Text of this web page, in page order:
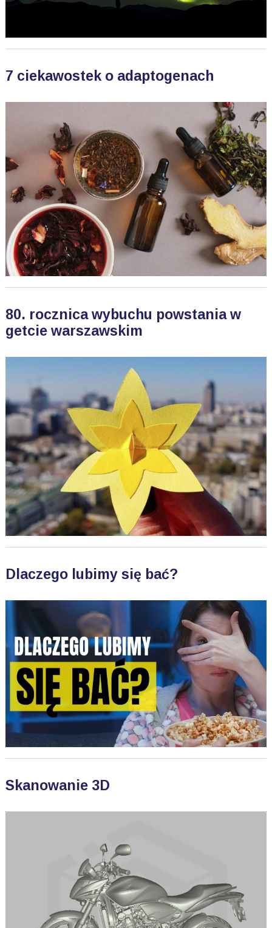
7 ciekawostek o adaptogenach
80. rocznica wybuchu powstania w
getcie warszawskim
Dlaczego lubimy się bać?
Skanowanie 3D